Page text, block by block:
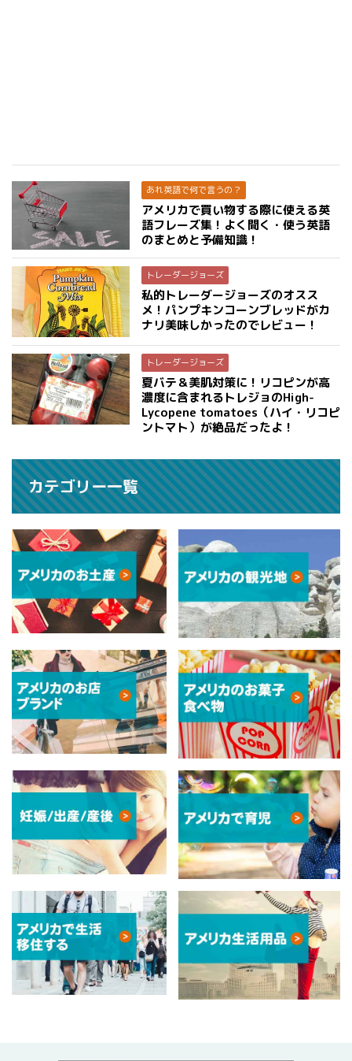
あれ英語で何で言うの？
アメリカで買い物する際に使える英
語フレーズ集！よく聞く・使う英語
のまとめと予備知識！
トレーダージョーズ
私的トレーダージョーズのオスス
メ！パンプキンコーンブレッドがカ
ナリ美味しかったのでレビュー！
トレーダージョーズ
夏バテ＆美肌対策に！リコピンが高
濃度に含まれるトレジョのHigh-
Lycopene tomatoes（ハイ・リコピ
ントマト）が絶品だったよ！
カテゴリー一覧